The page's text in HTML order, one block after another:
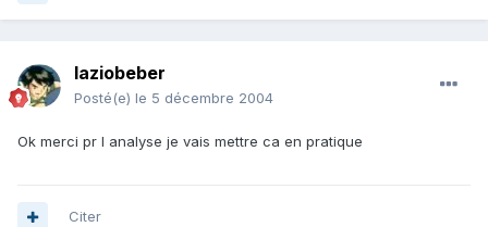
laziobeber
Posté(e) le 5 décembre 2004
Ok merci pr l analyse je vais mettre ca en pratique
Citer